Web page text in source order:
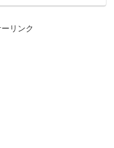
リンク